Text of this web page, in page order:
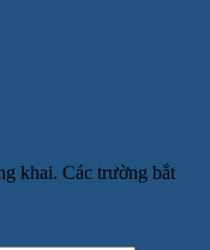
khai. Các trường bắt